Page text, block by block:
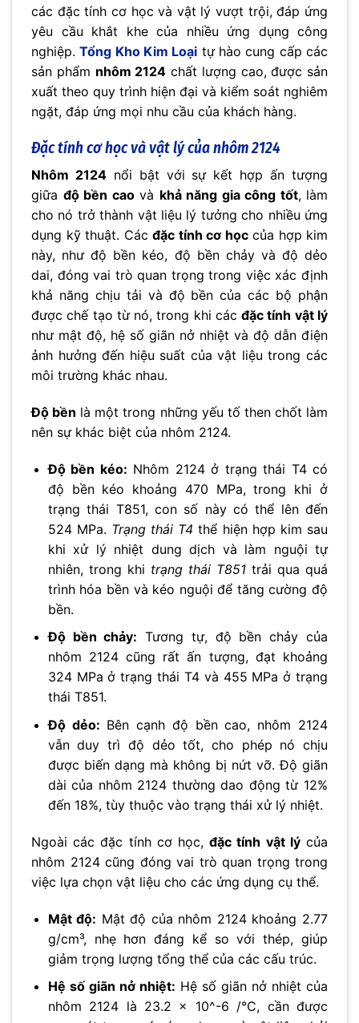
các đặc tính cơ học và vật lý vượt trội, đáp ứng
yêu cầu khắt khe của nhiều ứng dụng công
nghiệp.Tổng Kho Kim Loại tự hào cung cấp các
sản phẩm nhôm 2124 chất lượng cao, được sản
xuất theo quy trình hiện đại và kiểm soát nghiêm
ngặt, đáp ứng mọi nhu cầu của khách hàng.
Đặc tính cơ học và vật lý của nhôm 2124
Nhôm 2124nổi bật với sự kết hợp ấn tượng
giữa độ bền caovà khả năng gia công tốt, làm
cho nó trở thành vật liệu lý tưởng cho nhiều ứng
dụng kỹ thuật. Các đặc tính cơ họccủa hợp kim
này, như độ bền kéo, độ bền chảy và độ dẻo
dai, đóng vai trò quan trọng trong việc xác định
khả năng chịu tải và độ bền của các bộ phận
được chế tạo từ nó, trong khi cácđặc tính vật lý
như mật độ, hệ số giãn nở nhiệt và độ dẫn điện
ảnh hưởng đến hiệu suất của vật liệu trong các
môi trường khác nhau.
Độ bền là một trong những yếu tố then chốt làm
nên sự khác biệt của nhôm 2124.
Độ bền kéo: Nhôm 2124 ở trạng thái T4 có
độ bền kéo khoảng 470 MPa, trong khi ở
trạng thái T851, con số này có thể lên đến
524 MPa. Trạng thái T4 thể hiện hợp kim sau
khi xử lý nhiệt dung dịch và làm nguội tự
nhiên, trong khi trạng thái T851trải qua quá
trình hóa bền và kéo nguội để tăng cường độ
bền.
Độ bền chảy: Tương tự, độ bền chảy của
nhôm 2124 cũng rất ấn tượng, đạt khoảng
324 MPa ở trạng thái T4 và 455 MPa ở trạng
thái T851.
Độ dẻo: Bên cạnh độ bền cao, nhôm 2124
vẫn duy trì độ dẻo tốt, cho phép nó chịu
được biến dạng mà không bị nứt vỡ. Độ giãn
dài của nhôm 2124 thường dao động từ 12%
đến 18%, tùy thuộc vào trạng thái xử lý nhiệt.
Ngoài các đặc tính cơ học,đặc tính vật lýcủa
nhôm 2124 cũng đóng vai trò quan trọng trong
việc lựa chọn vật liệu cho các ứng dụng cụ thể.
Mật độ: Mật độ của nhôm 2124 khoảng 2.77
g/cm³, nhẹ hơn đáng kể so với thép, giúp
giảm trọng lượng tổng thể của các cấu trúc.
Hệ số giãn nở nhiệt: Hệ số giãn nở nhiệt của
nhôm 2124 là 23.2 x 10^-6 /°C, cần được